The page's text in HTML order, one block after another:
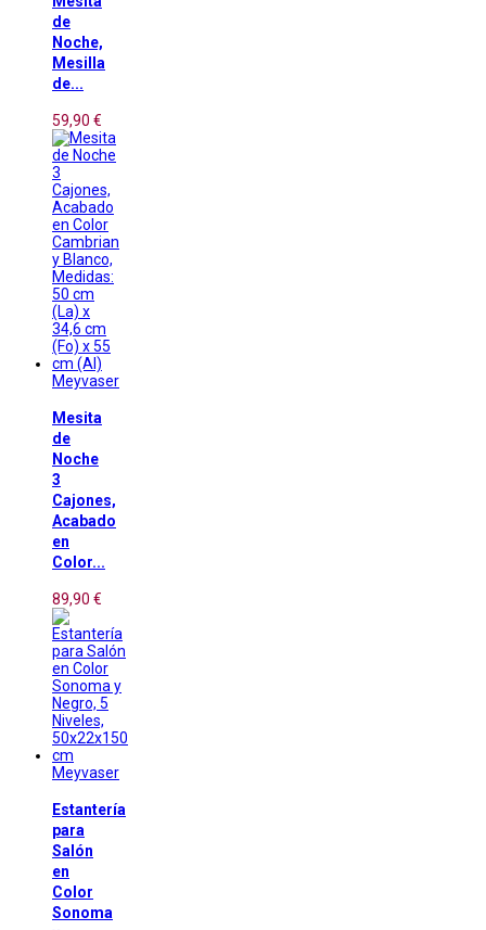
de
Noche,
Mesilla
de...
59,90 €
Meyvaser
Mesita
de
Noche
3
Cajones,
Acabado
en
Color...
89,90 €
Meyvaser
Estantería
para
Salón
en
Color
Sonoma